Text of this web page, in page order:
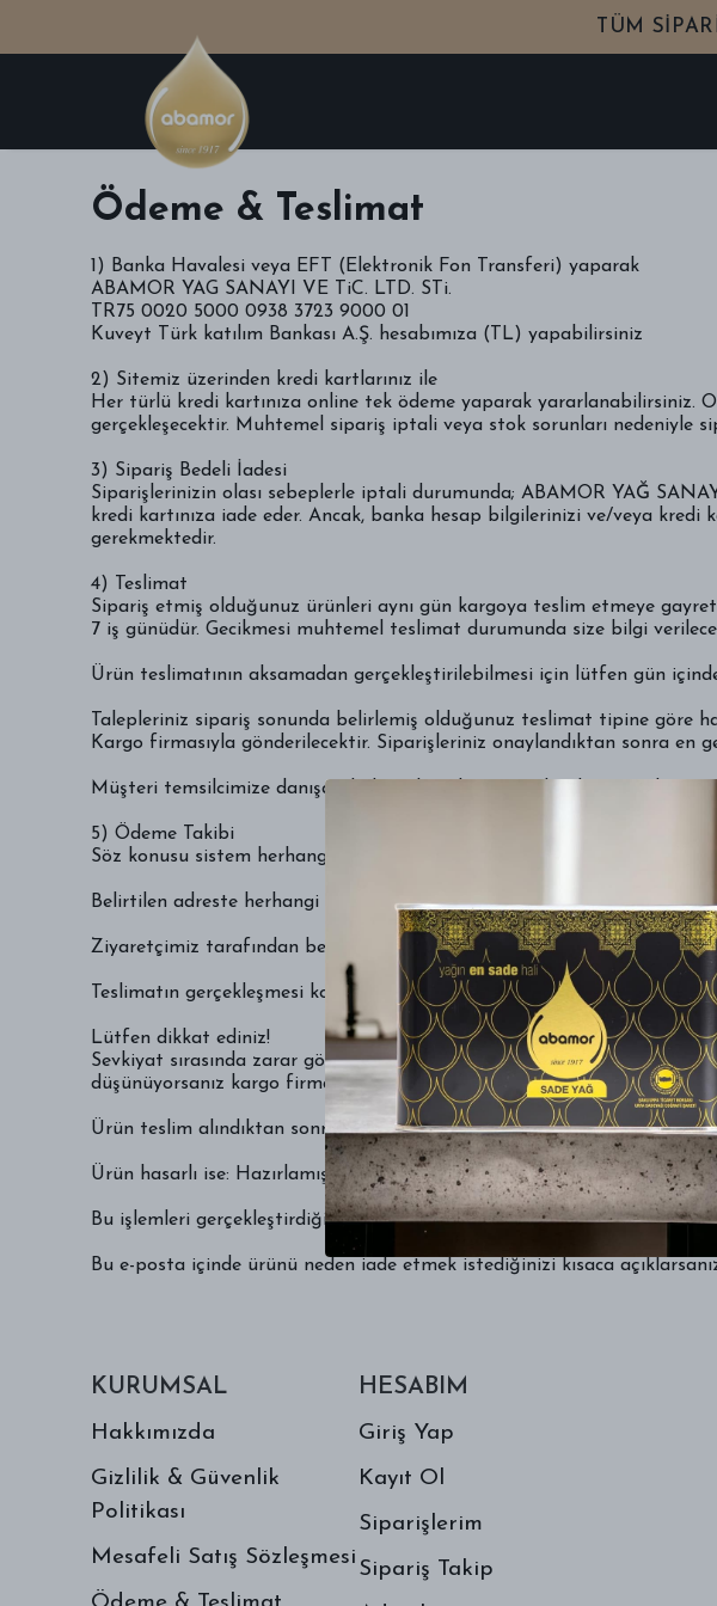
TÜM
Ödeme & Teslimat
1) Banka Havalesi veya EFT (Elektronik Fon Transferi) yaparak
ABAMOR YAG SANAYI VE TiC. LTD. STi.
TR75 0020 5000 0938 3723 9000 01
Kuveyt Türk katılım Bankası A.Ş. hesabımıza (TL) yapabilirsiniz
2) Sitemiz üzerinden kredi kartlarınız ile
Her türlü kredi kartınıza online tek ödeme yaparak yararlanabilirsiniz.
gerçekleşecektir. Muhtemel sipariş iptali veya stok sorunları nedeniyle
3) Sipariş Bedeli İadesi
Siparişlerinizin olası sebeplerle iptali durumunda; ABAMOR YAĞ
kredi kartınıza iade eder. Ancak, banka hesap bilgilerinizi ve/veya
gerekmektedir.
4) Teslimat
Sipariş etmiş olduğunuz ürünleri aynı gün kargoya teslim etmeye
7 iş günüdür. Gecikmesi muhtemel teslimat durumunda size bilgi
Ürün teslimatının aksamadan gerçekleştirilebilmesi için lütfen gün
Talepleriniz sipariş sonunda belirlemiş olduğunuz teslimat tipine göre
Kargo firmasıyla gönderilecektir. Siparişleriniz onaylandıktan sonra en
Müşteri temsilcimize danışarak değişik teslimat şartları konusunda
5) Ödeme Takibi
Söz konusu sistem herhangi bir sorun nedeni ile işlemi
Belirtilen adreste herhangi bir hata durumunda teslimatı
Ziyaretçimiz tarafından belirtilen e-posta adresinin geçerliliği siparişin
Teslimatın gerçekleşmesi konusunda müşteri kadar kredi kartı
Lütfen dikkat ediniz!
Sevkiyat sırasında zarar gördüğünü düşündüğünüz paketleri, teslim
düşünüyorsanız kargo firmasına tutanak tutturularak ürünü teslim
Ürün teslim alındıktan sonra kargo firmasının görevini tam olarak
Ürün hasarlı ise: Hazırlamış olduğunuz tutanağı en kısa zamanda
Bu işlemleri gerçekleştirdiğiniz takdirde paketinizle ilgili çalışmalara
Bu e-posta içinde ürünü neden iade etmek istediğinizi kısaca
KURUMSAL
Hakkımızda
Gizlilik & Güvenlik
Politikası
Mesafeli Satış Sözleşmesi
HESABIM
Giriş Yap
Kayıt Ol
Siparişlerim
Sipariş Takip